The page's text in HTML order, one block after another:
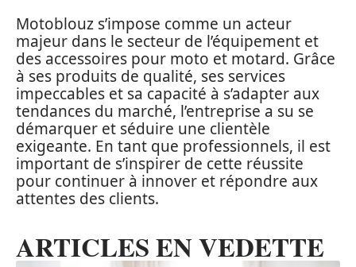
Motoblouz s’impose comme un acteur
majeur dans le secteur de l’équipement et
des accessoires pour moto et motard. Grâce
à ses produits de qualité, ses services
impeccables et sa capacité à s’adapter aux
tendances du marché, l’entreprise a su se
démarquer et séduire une clientèle
exigeante. En tant que professionnels, il est
important de s’inspirer de cette réussite
pour continuer à innover et répondre aux
attentes des clients.
ARTICLES EN VEDETTE